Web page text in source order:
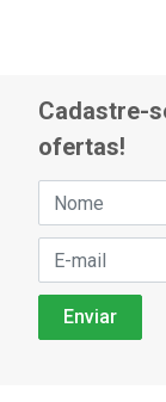
Cadastre-
ofertas!